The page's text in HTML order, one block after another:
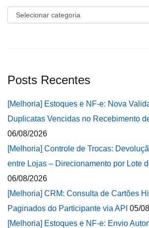
Categorias
Posts Recentes
[Melhoria] Estoques e NF-e: Nova
Duplicatas Vencidas no Recebimento
06/08/2026
[Melhoria] Controle de Trocas:
entre Lojas – Direcionamento por Lote
06/08/2026
[Melhoria] CRM: Consulta de Cartões
Paginados do Participante via API 05/
[Melhoria] Estoques e NF-e: Envio